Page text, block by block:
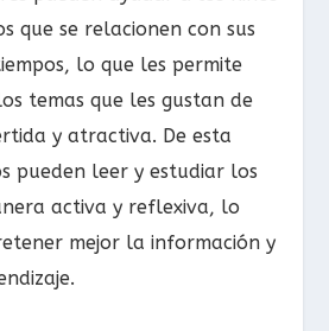
que se relacionen con sus
lo que les permite
temas que les gustan de
y atractiva. De esta
pueden leer y estudiar los
activa y reflexiva, lo
mejor la información y